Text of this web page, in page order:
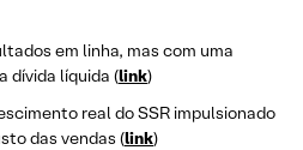
em linha, mas com uma
dívida líquida (link)
real do SSR impulsionado
das vendas (link)